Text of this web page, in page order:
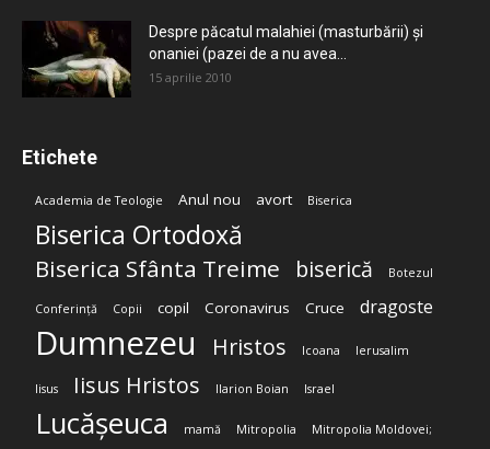
Despre păcatul malahiei (masturbării) şi
onaniei (pazei de a nu avea...
15 aprilie 2010
Etichete
Academia de Teologie Anul nou avort Biserica
Biserica Ortodoxă
Biserica Sfânta Treime biserică Botezul
Conferință Copii copil Coronavirus Cruce dragoste
Dumnezeu Hristos Icoana Ierusalim
Iisus Iisus Hristos Ilarion Boian Israel
Lucășeuca mamă Mitropolia Mitropolia Moldovei;